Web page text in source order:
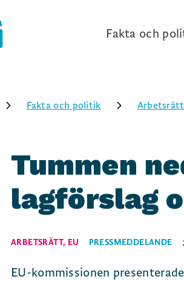
Fakta och
Fakta och politik Arbetsrätt
Tummen
lagförslag
ARBETSRÄTT, EU PRESSMEDDELANDE
EU-kommissionen